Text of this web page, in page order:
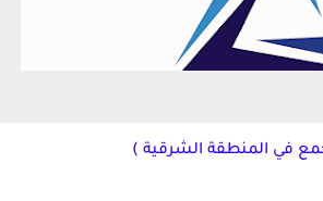
في المنطقة الشرقية )